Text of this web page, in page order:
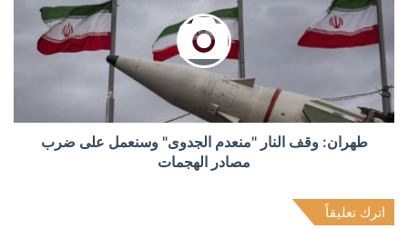
طهران: وقف النار "منعدم الجدوى" وسنعمل على ضرب
مصادر الهجمات
اترك تعليقاً